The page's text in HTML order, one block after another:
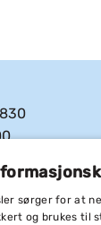
sørger for at
og brukes til